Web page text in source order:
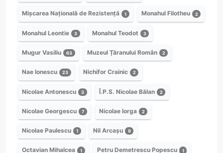
Mișcarea Națională de Rezistență 1 Monahul Filotheu 2
Monahul Leontie 3 Monahul Teodot 3
Mugur Vasiliu 63 Muzeul Țăranului Român 2
Nae Ionescu 23 Nichifor Crainic 2
Nicolae Antonescu 3 Î.P.S. Nicolae Bălan 2
Nicolae Georgescu 7 Nicolae Iorga 2
Nicolae Paulescu 1 Nil Arcașu 9
Octavian Mihalcea 1 Petru Demetrescu Popescu 1